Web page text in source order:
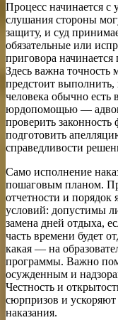
Процесс начинается с
слушания стороны
защиту, и суд
обязательные или
приговора
Здесь важна точность
предстоит выполнить,
человека обычно есть
юрдопомощью —
проверить
подготовить
справедливости
Само исполнение
пошаговым планом.
отчетности и
условий: допустимы
замена дней отдыха,
часть времени будет
какая — на
программы. Важно
осужденным и
Честность и
сюрпризов и
наказания.